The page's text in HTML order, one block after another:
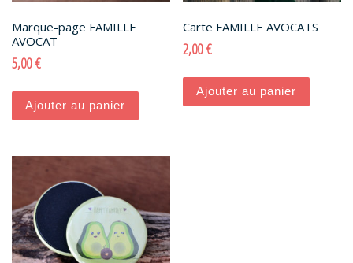
Marque-page FAMILLE
AVOCAT
5,00€
Ajouter au panier
Carte FAMILLE AVOCATS
2,00€
Ajouter au panier